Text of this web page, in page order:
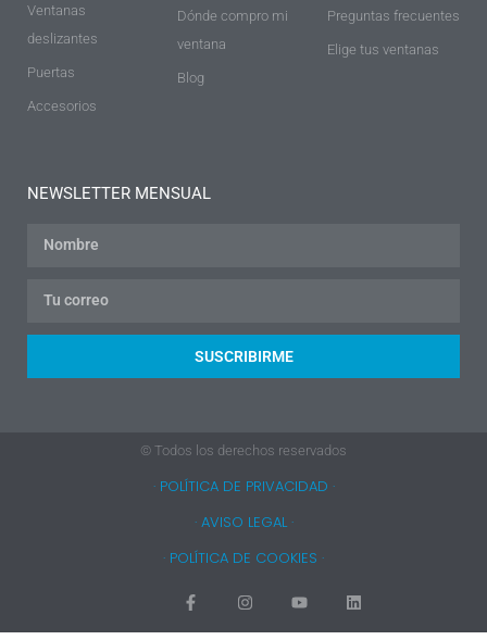
Ventanas
deslizantes
Puertas
Accesorios
Dónde compro mi
ventana
Blog
Preguntas frecuentes
Elige tus ventanas
NEWSLETTER MENSUAL
SUSCRIBIRME
© Todos los derechos reservados
· POLÍTICA DE PRIVACIDAD ·
· AVISO LEGAL ·
· POLÍTICA DE COOKIES ·